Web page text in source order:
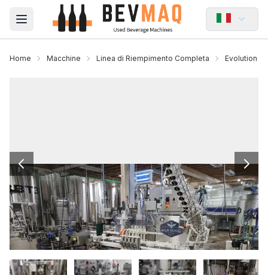
Open main menu
Home Macchine Linea di Riempimento Completa Evolution